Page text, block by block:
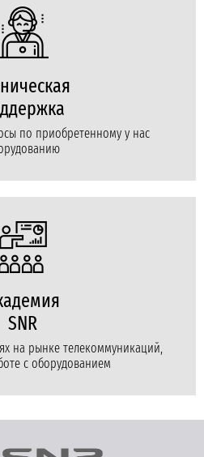
по приобретенному у нас
SNR
на рынке телекоммуникаций,
с оборудованием